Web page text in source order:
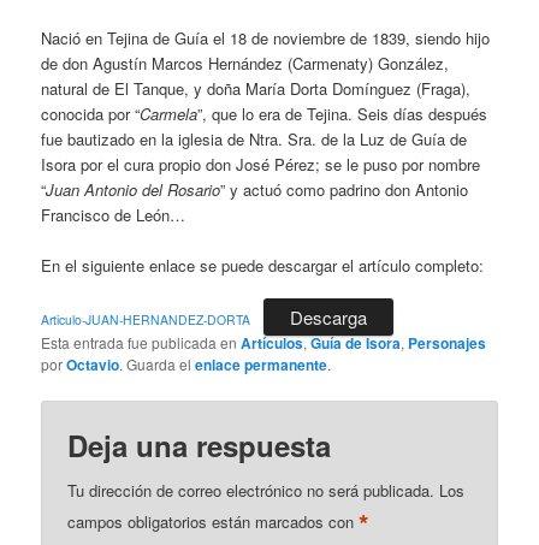
Nació en Tejina de Guía el 18 de noviembre de 1839, siendo hijo
de don Agustín Marcos Hernández (Carmenaty) González,
natural de El Tanque, y doña María Dorta Domínguez (Fraga),
conocida por “Carmela”, que lo era de Tejina. Seis días después
fue bautizado en la iglesia de Ntra. Sra. de la Luz de Guía de
Isora por el cura propio don José Pérez; se le puso por nombre
“Juan Antonio del Rosario” y actuó como padrino don Antonio
Francisco de León…
En el siguiente enlace se puede descargar el artículo completo:
Articulo-JUAN-HERNANDEZ-DORTA Descarga
Esta entrada fue publicada enArtículos,Guía de Isora, Personajes
porOctavio. Guarda elenlace permanente.
Deja una respuesta
Tu dirección de correo electrónico no será publicada. Los
campos obligatorios están marcados con*